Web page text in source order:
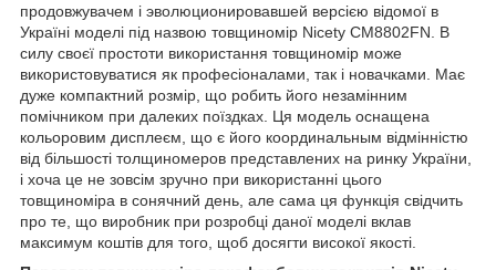
продовжувачем і эволюционировавшей версією відомої в
Україні моделі під назвою товщиномір Nicety CM8802FN. В
силу своєї простоти використання товщиномір може
використовуватися як професіоналами, так і новачками. Має
дуже компактний розмір, що робить його незамінним
помічником при далеких поїздках. Ця модель оснащена
кольоровим дисплеєм, що є його координальным відмінністю
від більшості толщиномеров представлених на ринку України,
і хоча це не зовсім зручно при використанні цього
товщиноміра в сонячний день, але сама ця функція свідчить
про те, що виробник при розробці даної моделі вклав
максимум коштів для того, щоб досягти високої якості.